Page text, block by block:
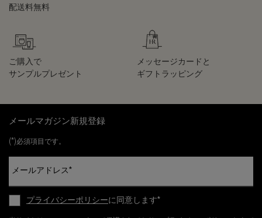
配送料無料
ご購入で
サンプルプレゼント
メッセージカードと
ギフトラッピング
メールマガジン新規登録
(*)必須項目です。
メールアドレス *
プライバシーポリシーに同意します*